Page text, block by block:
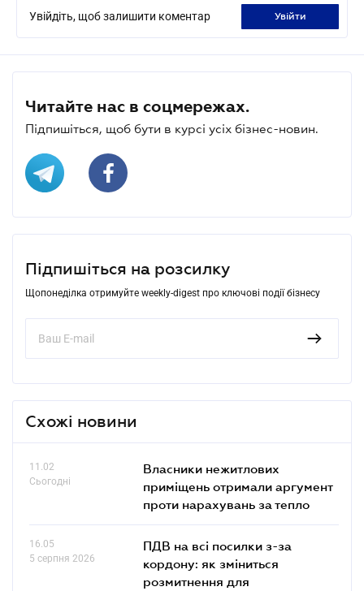
Увійдіть, щоб залишити коментар увійти
Читайте нас в соцмережах.
Підпишіться, щоб бути в курсі усіх бізнес-новин.
Підпишіться на розсилку
Щопонеділка отримуйте weekly-digest про ключові події бізнесу
Схожі новини
11.02
Сьогодні
Власники нежитлових
приміщень отримали аргумент
проти нарахувань за тепло
16.05
5 серпня 2026
ПДВ на всі посилки з-за
кордону: як зміниться
розмитнення для